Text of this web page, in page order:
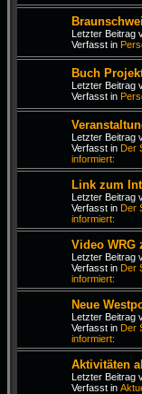
Letzter Beitrag
Verfasst in
Buch
Letzter Beitrag
Verfasst in
Letzter Beitrag
Verfasst in Der
informiert:
Link zum
Letzter Beitrag
Verfasst in Der
informiert:
Video WRG
Letzter Beitrag
Verfasst in Der
informiert:
Neue
Letzter Beitrag
Verfasst in Der
informiert:
Aktivitäten
Letzter Beitrag
Verfasst in